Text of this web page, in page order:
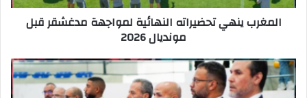
المغرب ينهي تحضيراته النهائية لمواجهة مدغشقر قبل
مونديال 2026